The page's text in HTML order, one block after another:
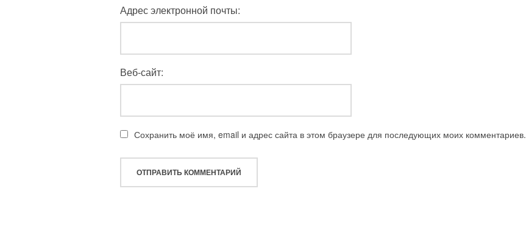
Адрес электронной почты:
Веб-сайт:
Сохранить моё имя, email и адрес сайта в этом браузере для последующих моих комментариев.